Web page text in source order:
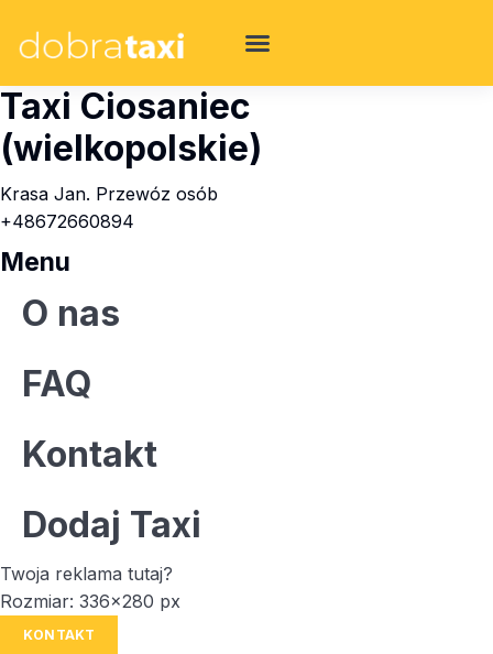
Taxi Ciosaniec
(wielkopolskie)
Krasa Jan. Przewóz osób
+48672660894
Menu
O nas
FAQ
Kontakt
Dodaj Taxi
Twoja reklama tutaj?
Rozmiar: 336x280 px
KONTAKT